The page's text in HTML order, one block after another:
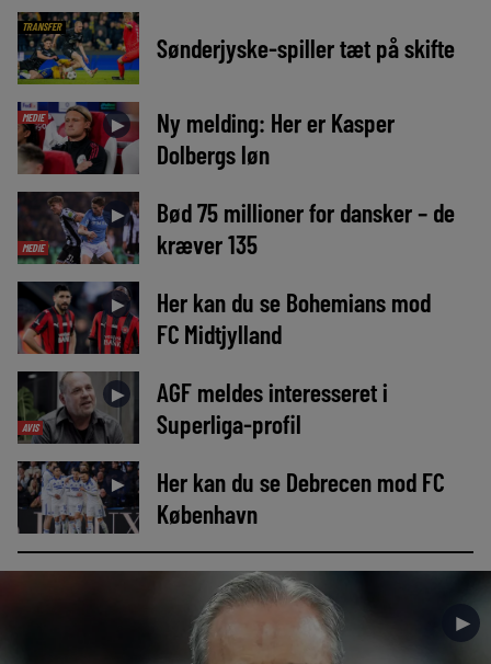
TRANSFER
Sønderjyske-spiller tæt på skifte
MEDIE ►
Ny melding: Her er Kasper
Dolbergs løn
MEDIE
►
Bød 75 millioner for dansker – de
kræver 135
►
Her kan du se Bohemians mod
FC Midtjylland
AVIS
►
AGF meldes interesseret i
Superliga-profil
►
Her kan du se Debrecen mod FC
København
►